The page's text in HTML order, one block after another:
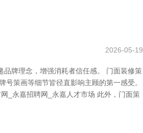
2026-05-19
品牌理念，增强消耗者信任感。 门面装修策
策画等细节皆径直影响主顾的第一感受。
_永嘉招聘网_永嘉人才市场 此外，门面策